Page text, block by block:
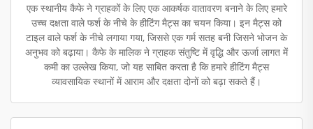
एक स्थानीय कैफे ने ग्राहकों के लिए एक आकर्षक वातावरण बनाने के लिए हमारे
उच्च दक्षता वाले फर्श के नीचे के हीटिंग मैट्स का चयन किया। इन मैट्स को
टाइल वाले फर्श के नीचे लगाया गया, जिससे एक गर्म सतह बनी जिसने भोजन के
अनुभव को बढ़ाया। कैफे के मालिक ने ग्राहक संतुष्टि में वृद्धि और ऊर्जा लागत में
कमी का उल्लेख किया, जो यह साबित करता है कि हमारे हीटिंग मैट्स
व्यावसायिक स्थानों में आराम और दक्षता दोनों को बढ़ा सकते हैं।